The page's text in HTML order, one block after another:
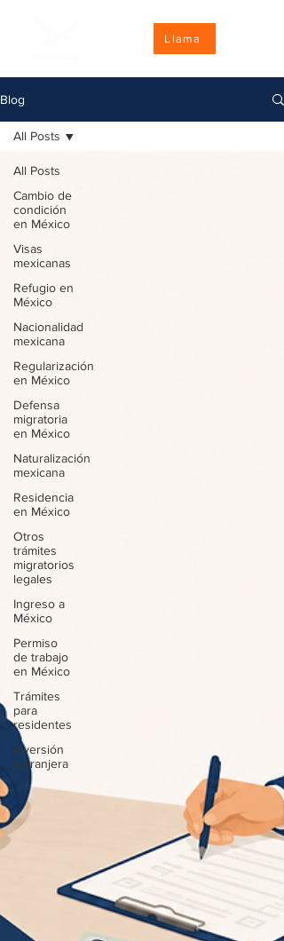
Llama
Blog
All Posts
Cambio de
condición
en México
Visas
mexicanas
Refugio en
México
Nacionalidad
mexicana
Regularización
en México
Defensa
migratoria
en México
Naturalización
mexicana
Residencia
en México
Otros
trámites
migratorios
legales
Ingreso a
México
Permiso
de trabajo
en México
Trámites
para
residentes
Inversión
extranjera
All Posts